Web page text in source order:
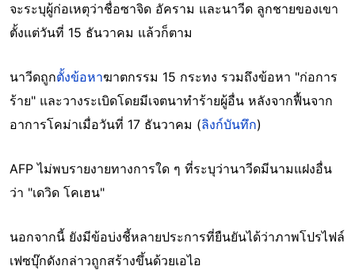
จะระบุผู้ก่อเหตุว่าชื่อซาจิด อัคราม และนาวีด ลูกชายของเขา
ตั้งแต่วันที่ 15 ธันวาคม แล้วก็ตาม
นาวีดถูกตั้งข้อหาฆาตกรรม 15 กระทง รวมถึงข้อหา "ก่อการ
ร้าย" และวางระเบิดโดยมีเจตนาทำร้ายผู้อื่น หลังจากฟื้นจาก
อาการโคม่าเมื่อวันที่ 17 ธันวาคม (ลิงก์บันทึก)
AFP ไม่พบรายงายทางการใด ๆ ที่ระบุว่านาวีดมีนามแฝงอื่น
ว่า "เดวิด โคเฮน"
นอกจากนี้ ยังมีข้อบ่งชี้หลายประการที่ยืนยันได้ว่าภาพโปรไฟล์
เฟซบุ๊กดังกล่าวถูกสร้างขึ้นด้วยเอไอ